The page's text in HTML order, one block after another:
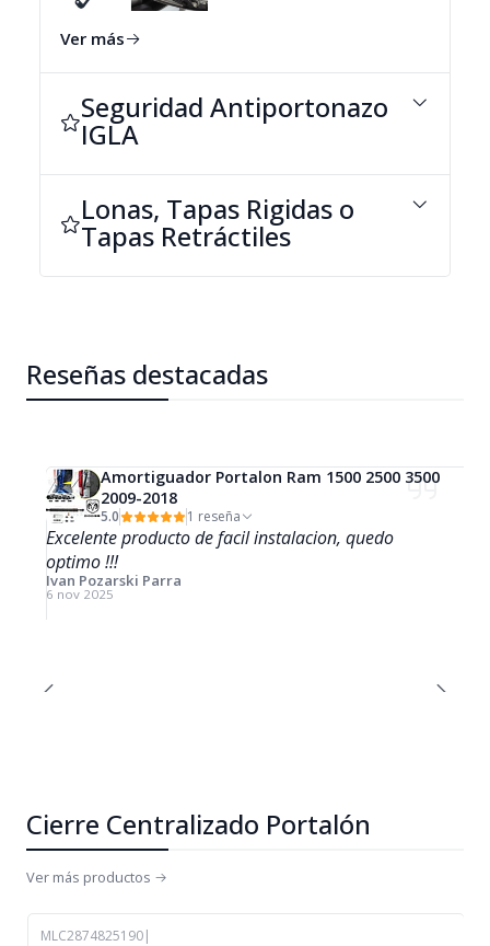
#centralizado jmc
#centralizado vigus
#jmc vigus
Ver más
Seguridad Antiportonazo
IGLA
Lonas, Tapas Rigidas o
Tapas Retráctiles
Reseñas destacadas
Amortiguador Portalon Ram 1500 2500 3500
2009-2018
5.0 1 reseña
Excelente producto de facil instalacion, quedo
optimo !!!
Ivan Pozarski Parra
6 nov 2025
Cierre Centralizado Portalón
Ver más productos
MLC2874825190|